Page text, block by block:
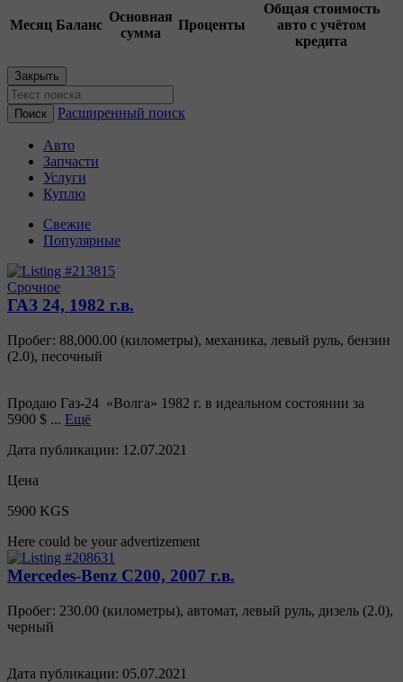
Месяц Баланс
Основная
сумма
Проценты
Общая стоимость
авто с учётом
кредита
Закрыть
Расширенный поиск
Авто
Запчасти
Услуги
Куплю
Свежие
Популярные
Срочное
ГАЗ 24, 1982 г.в.
Пробег: 88,000.00 (километры), механика, левый руль, бензин
(2.0), песочный
Продаю Газ-24 «Волга» 1982 г. в идеальном состоянии за
5900 $ ... Ещё
Дата публикации: 12.07.2021
Цена
5900 KGS
Here could be your advertizement
Mercedes-Benz C200, 2007 г.в.
Пробег: 230.00 (километры), автомат, левый руль, дизель (2.0),
черный
Дата публикации: 05.07.2021